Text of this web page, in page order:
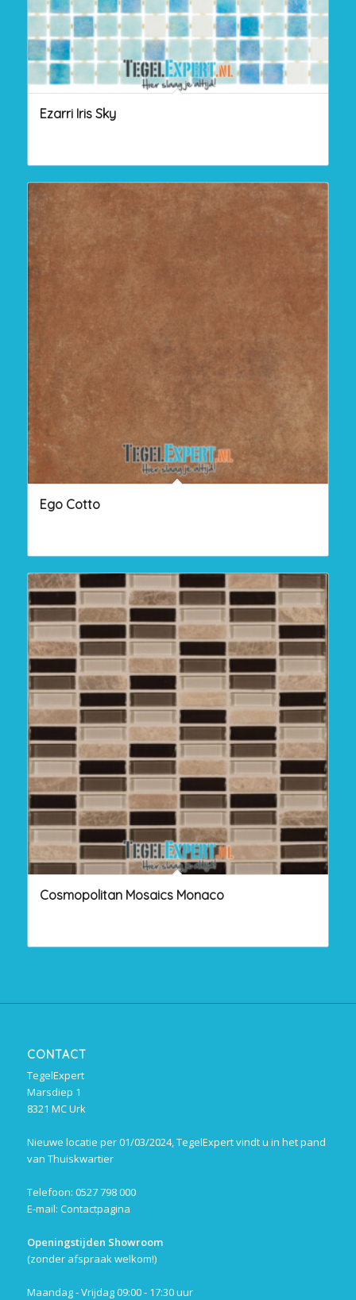
Ezarri Iris Sky
Ego Cotto
Cosmopolitan Mosaics Monaco
CONTACT
TegelExpert
Marsdiep 1
8321 MC Urk
Nieuwe locatie per 01/03/2024, TegelExpert vindt u in het pand
van Thuiskwartier
Telefoon: 0527 798 000
E-mail: Contactpagina
Openingstijden Showroom
(zonder afspraak welkom!)
Maandag - Vrijdag 09:00 - 17:30 uur